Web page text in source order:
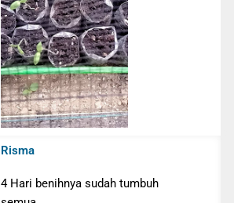
Risma
4 Hari benihnya sudah tumbuh